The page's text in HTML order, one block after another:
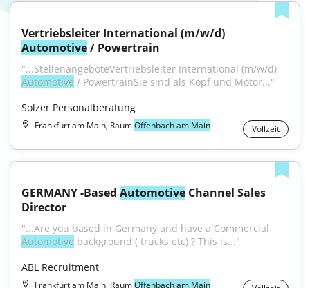
Automotive / Powertrain
Automotive / PowertrainSie sind als Kopf und Motor..."
Solzer Personalberatung
Frankfurt am Main, RaumOffenbach am Main Vollzeit
GERMANY -Based Automotive Channel Sales
Director
Automotive background ( trucks etc) ? This is..."
ABL Recruitment
Frankfurt am Main, RaumOffenbach am Main